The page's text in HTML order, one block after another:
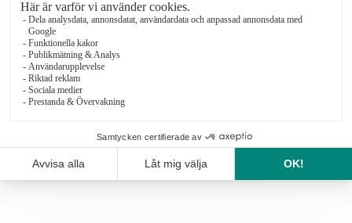
Från 379 kr